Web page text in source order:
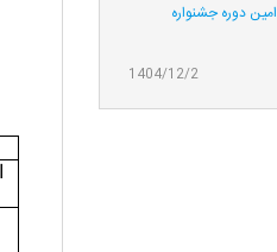
در 39امین دوره جشنواره
1404/12/2